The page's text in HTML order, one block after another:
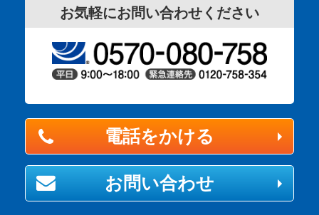
お気軽にお問い合わせください
電話をかける
お問い合わせ